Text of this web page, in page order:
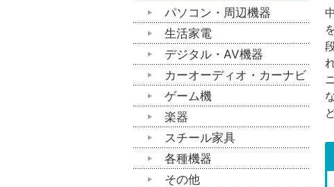
パソコン・周辺機器
生活家電
デジタル・AV機器
カーオーディオ・カーナビ
ゲーム機
楽器
スチール家具
各種機器
その他